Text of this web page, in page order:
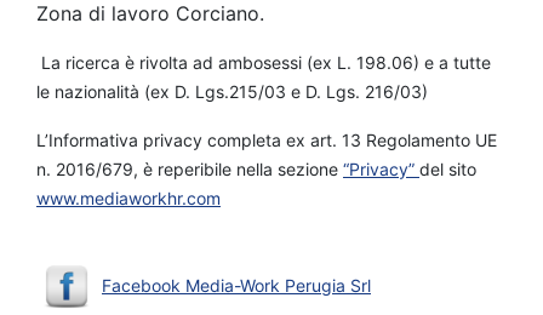
Zona di lavoro Corciano.
La ricerca è rivolta ad ambosessi (ex L. 198.06) e a tutte
le nazionalità (ex D. Lgs.215/03 e D. Lgs. 216/03)
L’Informativa privacy completa ex art. 13 Regolamento UE
n. 2016/679, è reperibile nella sezione “Privacy” del sito
www.mediaworkhr.com
Facebook Media-Work Perugia Srl